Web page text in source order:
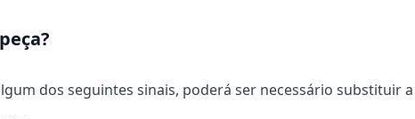
dos seguintes sinais, poderá ser necessário substituir